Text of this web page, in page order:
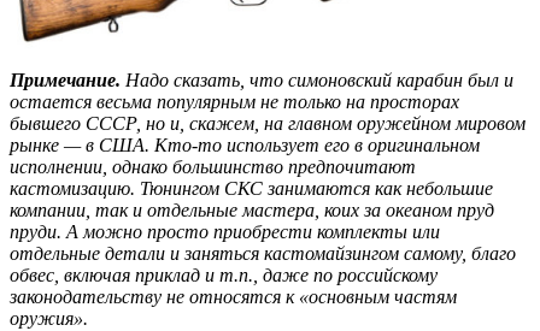
Примечание. Надо сказать, что симоновский карабин был и
остается весьма популярным не только на просторах
бывшего СССР, но и, скажем, на главном оружейном мировом
рынке — в США. Кто-то использует его в оригинальном
исполнении, однако большинство предпочитают
кастомизацию. Тюнингом СКС занимаются как небольшие
компании, так и отдельные мастера, коих за океаном пруд
пруди. А можно просто приобрести комплекты или
отдельные детали и заняться кастомайзингом самому, благо
обвес, включая приклад и т.п., даже по российскому
законодательству не относятся к «основным частям
оружия».